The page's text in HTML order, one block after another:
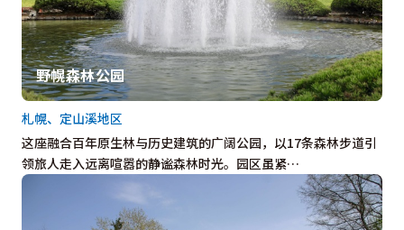
野幌森林公园
这座融合百年原生林与历史建筑的广阔公园，以17条森林步道引
领旅人走入远离喧嚣的静谧森林时光。园区虽紧…
札幌、定山溪地区